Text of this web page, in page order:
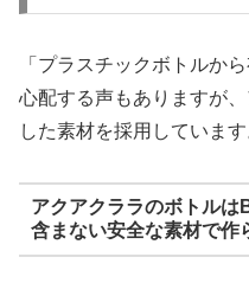
「プラスチックボトルか
心配する声もありますが
した素材を採用しています
アクアクララのボトル
含まない安全な素材で作